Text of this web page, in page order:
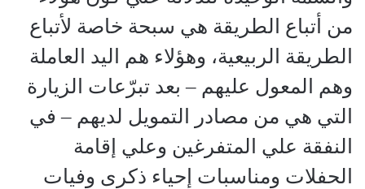
من أتباع الطريقة هي سبحة خاصة لأتباع
الطريقة الربيعية، وهؤلاء هم اليد العاملة
وهم المعول عليهم – بعد تبرّعات الزيارة
التي هي من مصادر التمويل لديهم – في
النفقة علي المتفرغين وعلي إقامة
الحفلات ومناسبات إحياء ذكرى وفيات